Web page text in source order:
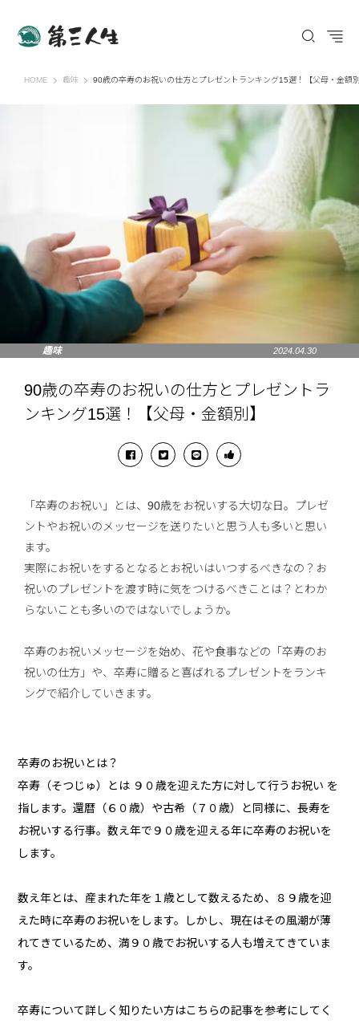
HOME 第三人生 〜寄り道の歩き方〜
趣味 90歳の卒寿のお祝いの仕方とプレゼントランキング15選！【父母・金額
趣味 2024.04.30
90歳の卒寿のお祝いの仕方とプレゼントラ
ンキング15選！【父母・金額別】
「卒寿のお祝い」とは、90歳をお祝いする大切な日。プレゼ
ントやお祝いのメッセージを送りたいと思う人も多いと思い
ます。
実際にお祝いをするとなるとお祝いはいつするべきなの？お
祝いのプレゼントを渡す時に気をつけるべきことは？とわか
らないことも多いのではないでしょうか。
卒寿のお祝いメッセージを始め、花や食事などの「卒寿のお
祝いの仕方」や、卒寿に贈ると喜ばれるプレゼントをランキ
ングで紹介していきます。
卒寿のお祝いとは？
卒寿（そつじゅ）とは ９０歳を迎えた方に対して行うお祝い を
指します。還暦（６０歳）や古希（７０歳）と同様に、長寿を
お祝いする行事。数え年で９０歳を迎える年に卒寿のお祝いを
します。
数え年とは、産まれた年を１歳として数えるため、８９歳を迎
えた時に卒寿のお祝いをします。しかし、現在はその風潮が薄
れてきているため、満９０歳でお祝いする人も増えてきていま
す。
卒寿について詳しく知りたい方はこちらの記事を参考にしてく